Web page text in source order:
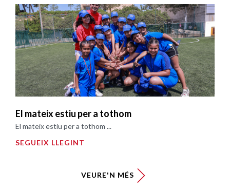
El mateix estiu per a tothom
El mateix estiu per a tothom ...
SEGUEIX LLEGINT
VEURE'N MÉS